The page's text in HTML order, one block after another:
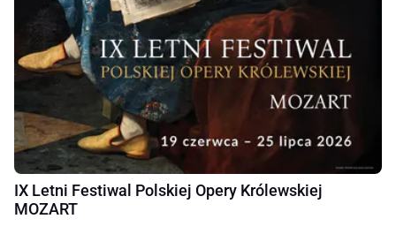
IX Letni Festiwal Polskiej Opery Królewskiej
MOZART